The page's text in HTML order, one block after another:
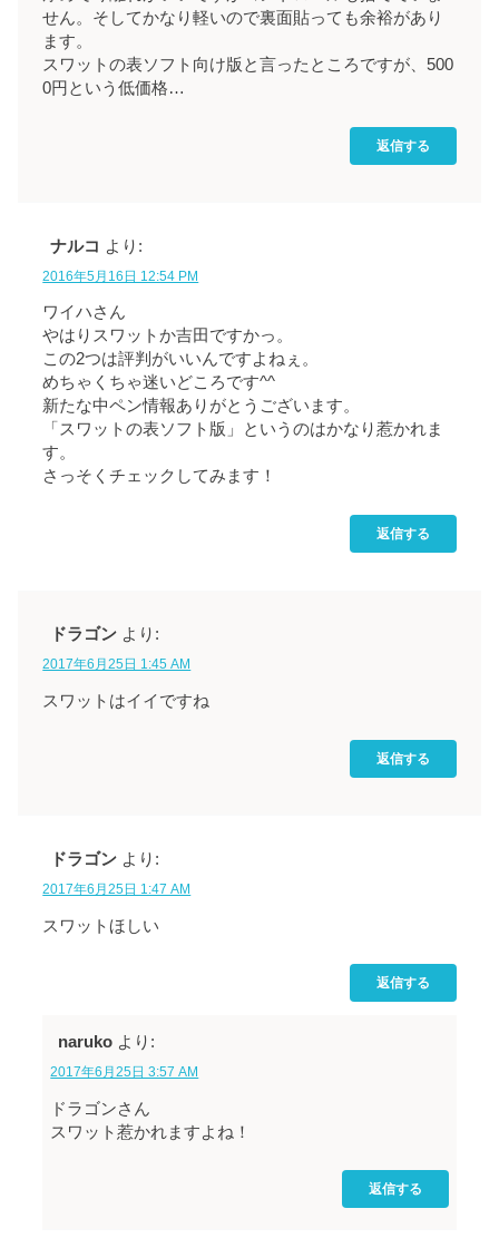
せん。そしてかなり軽いので裏面貼っても余裕があり
ます。
スワットの表ソフト向け版と言ったところですが、500
0円という低価格…
返信する
ナルコ より:
2016年5月16日 12:54 PM
ワイハさん
やはりスワットか吉田ですかっ。
この2つは評判がいいんですよねぇ。
めちゃくちゃ迷いどころです^^
新たな中ペン情報ありがとうございます。
「スワットの表ソフト版」というのはかなり惹かれま
す。
さっそくチェックしてみます！
返信する
ドラゴン より:
2017年6月25日 1:45 AM
スワットはイイですね
返信する
ドラゴン より:
2017年6月25日 1:47 AM
スワットほしい
返信する
naruko より:
2017年6月25日 3:57 AM
ドラゴンさん
スワット惹かれますよね！
返信する